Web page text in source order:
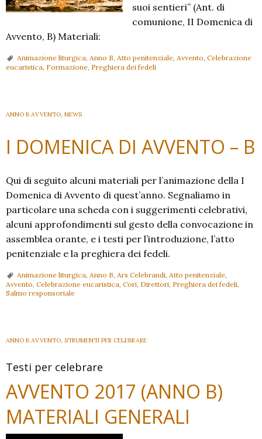
suoi sentieri” (Ant. di
comunione, II Domenica di
Avvento, B) Materiali:
Animazione liturgica, Anno B, Atto penitenziale, Avvento, Celebrazione
eucaristica, Formazione, Preghiera dei fedeli
ANNO B AVVENTO, NEWS
I DOMENICA DI AVVENTO – B
Qui di seguito alcuni materiali per l’animazione della I
Domenica di Avvento di quest’anno. Segnaliamo in
particolare una scheda con i suggerimenti celebrativi,
alcuni approfondimenti sul gesto della convocazione in
assemblea orante, e i testi per l’introduzione, l’atto
penitenziale e la preghiera dei fedeli.
Animazione liturgica, Anno B, Ars Celebrandi, Atto penitenziale,
Avvento, Celebrazione eucaristica, Cori, Direttori, Preghiera dei fedeli,
Salmo responsoriale
ANNO B AVVENTO, STRUMENTI PER CELEBRARE
Testi per celebrare
AVVENTO 2017 (ANNO B)
MATERIALI GENERALI